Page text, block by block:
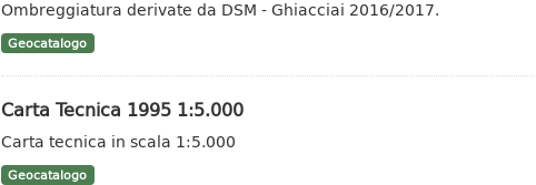
Ombreggiatura derivate da DSM - Ghiacciai 2016/2017.
Geocatalogo
Carta Tecnica 1995 1:5.000
Carta tecnica in scala 1:5.000
Geocatalogo